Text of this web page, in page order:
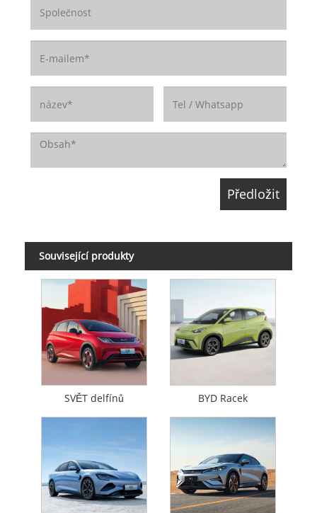
Související produkty
SVĚT delfínů BYD Racek